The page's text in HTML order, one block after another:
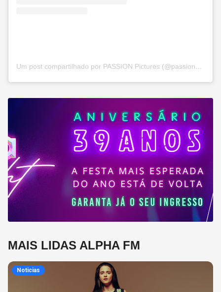
Um post compartilhado por PASSION Pictures (@passionpicturesfilms)
MAIS LIDAS ALPHA FM
Noticias